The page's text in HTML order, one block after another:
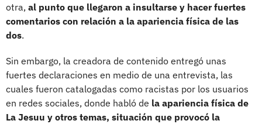
otra, al punto que llegaron a insultarse y hacer fuertes
comentarios con relación a la apariencia física de las
dos.
Sin embargo, la creadora de contenido entregó unas
fuertes declaraciones en medio de una entrevista, las
cuales fueron catalogadas como racistas por los usuarios
en redes sociales, donde habló de la apariencia física de
La Jesuu y otros temas, situación que provocó la